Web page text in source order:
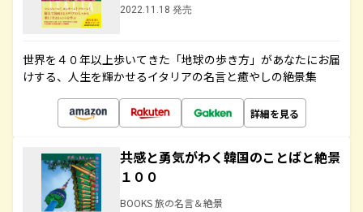
2022.11.18 発売
世界を４０年以上歩いてきた「地球の歩き方」があなたにお届
けする、人生を輝かせるイタリアの名言と癒やしの絶景集
詳細を見る
共感と勇気がわく韓国のことばと絶景
１００
BOOKS 旅の名言＆絶景